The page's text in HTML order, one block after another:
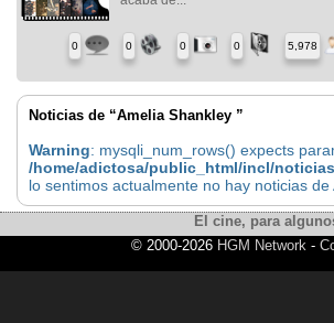
0 0 0 0 5,978
Noticias de “Amelia Shankley ”
Warning: mysqli_num_rows() expects
/home/adictosa/public_html/incl/
lo sentimos actualmente no hay noticias de
El cine, para
© 2000-2026 HGM Network-